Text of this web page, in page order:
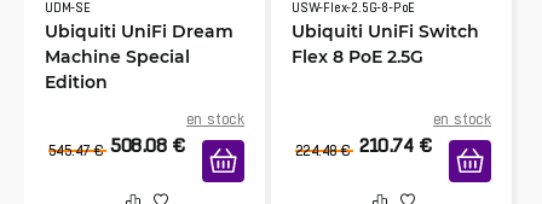
UDM-SE
Ubiquiti UniFi Dream
Machine Special
Edition
en stock
545.47 € 508.08 €
USW-Flex-2.5G-8-PoE
Ubiquiti UniFi Switch
Flex 8 PoE 2.5G
en stock
224.48 € 210.74 €